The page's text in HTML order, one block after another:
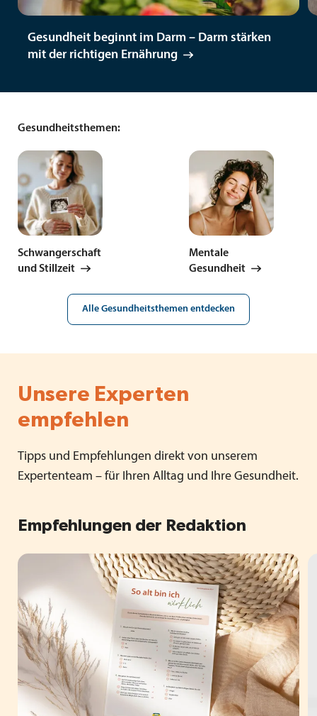
Gesundheit beginnt im Darm – Darm stärken
mit der richtigen Ernährung
Gesundheitsthemen:
Schwangerschaft
und Stillzeit
Mentale
Gesundheit
Alle Gesundheitsthemen entdecken
Unsere Experten
empfehlen
Tipps und Empfehlungen direkt von unserem
Expertenteam – für Ihren Alltag und Ihre Gesundheit.
Empfehlungen der Redaktion